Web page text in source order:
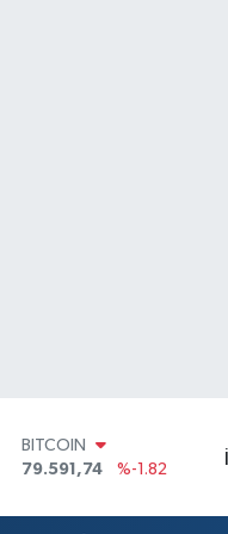
DOLAR
45,43620
%0.02